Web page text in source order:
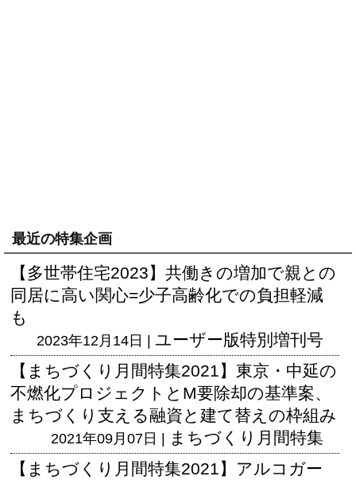
最近の特集企画
【多世帯住宅2023】共働きの増加で親との
同居に高い関心=少子高齢化での負担軽減
も
2023年12月14日 | ユーザー版特別増刊号
【まちづくり月間特集2021】東京・中延の
不燃化プロジェクトとM要除却の基準案、
まちづくり支える融資と建て替えの枠組み
2021年09月07日 | まちづくり月間特集
【まちづくり月間特集2021】アルコガー